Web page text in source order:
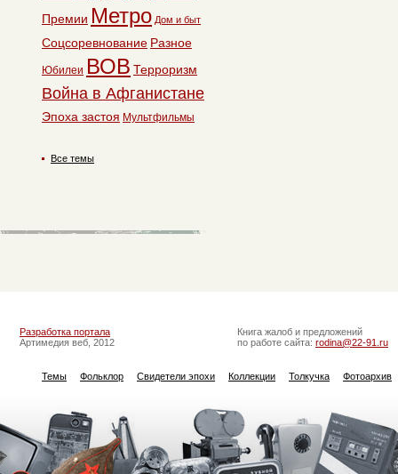
Премии Метро Дом и быт
Соцсоревнование Разное
Юбилеи ВОВ Терроризм
Война в Афганистане
Эпоха застоя Мультфильмы
Все темы
Разработка портала
Артимедия веб, 2012
Книга жалоб и предложений
по работе сайта: rodina@22-91.ru
Темы Фольклор Свидетели эпохи Коллекции Толкучка Фотоархив